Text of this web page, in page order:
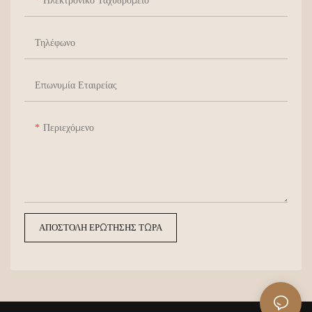
Τηλέφωνο
Επωνυμία Εταιρείας
Περιεχόμενο
ΑΠΟΣΤΟΛΉ ΕΡΏΤΗΣΗΣ ΤΏΡΑ
ευκολία και την κομψότητα της
καθημερινής ζωής.